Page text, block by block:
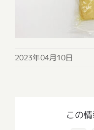
2023年04月10日
この